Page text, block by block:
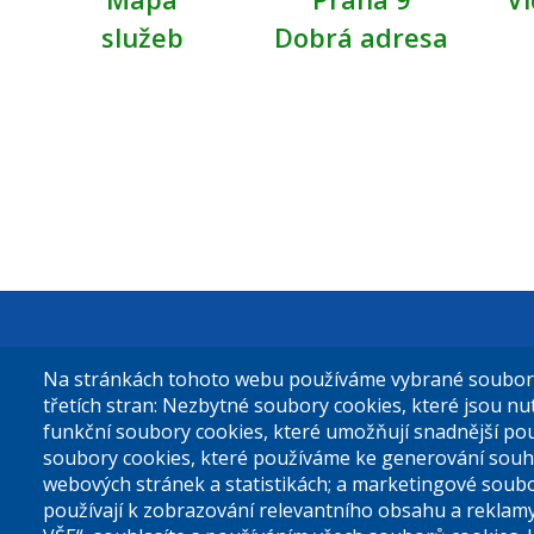
služeb
Dobrá adresa
Městská
Sokolovská
180 49
Tel.
Na stránkách tohoto webu používáme vybrané
třetích stran: Nezbytné soubory cookies, které jsou
funkční soubory cookies, které umožňují snadnější
soubory cookies, které používáme ke generování
webových stránek a statistikách; a marketingové
používají k zobrazování relevantního obsahu a